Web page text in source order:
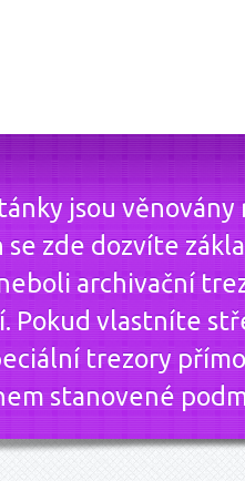
jsou
zde dozvíte
archivační
Pokud vlastníte
trezory
stanovené